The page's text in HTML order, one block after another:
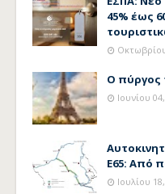
45% έως
Ο πύργος
Ιουνίου
Ε65: Από
Ιουλίου